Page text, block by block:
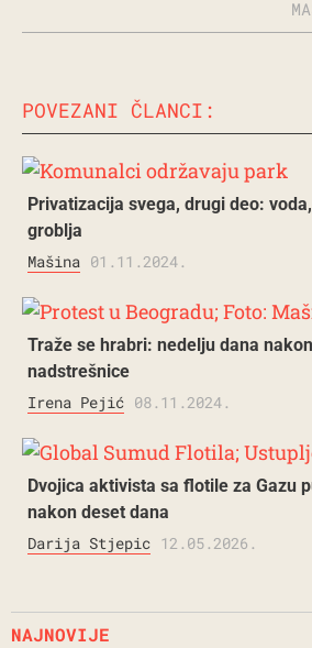
POVEZANI ČLANCI:
Privatizacija svega, drugi deo:
groblja
Mašina 01.11.2024.
Traže se hrabri: nedelju dana
nadstrešnice
Irena Pejić 08.11.2024.
Dvojica aktivista sa flotile za Gazu
nakon deset dana
Darija Stjepic 12.05.2026.
NAJNOVIJE